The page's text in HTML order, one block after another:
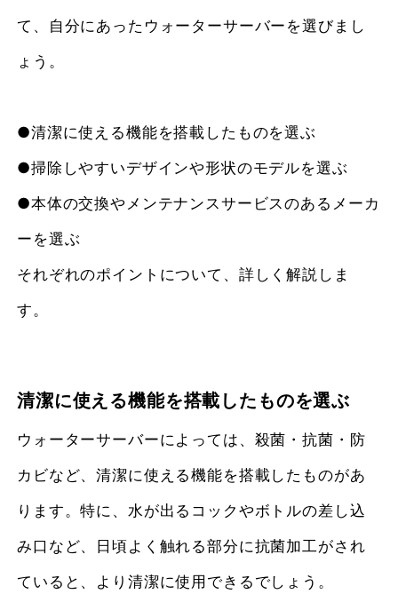
て、自分にあったウォーターサーバーを選びまし
ょう。
●清潔に使える機能を搭載したものを選ぶ
●掃除しやすいデザインや形状のモデルを選ぶ
●本体の交換やメンテナンスサービスのあるメーカ
ーを選ぶ
それぞれのポイントについて、詳しく解説しま
す。
清潔に使える機能を搭載したものを選ぶ
ウォーターサーバーによっては、殺菌・抗菌・防
カビなど、清潔に使える機能を搭載したものがあ
ります。特に、水が出るコックやボトルの差し込
み口など、日頃よく触れる部分に抗菌加工がされ
ていると、より清潔に使用できるでしょう。